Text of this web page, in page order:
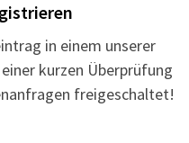
in einem unserer
kurzen Überprüfung
freigeschaltet!